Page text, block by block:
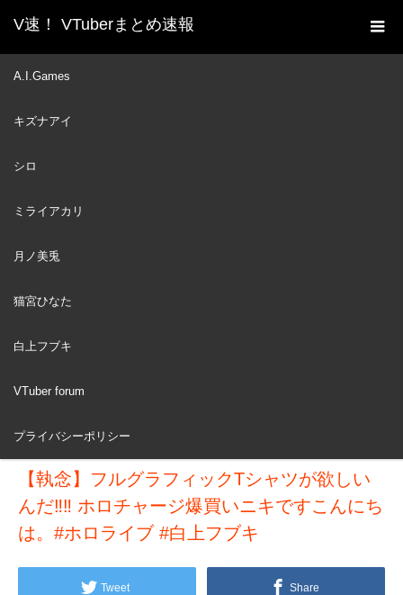
V速！ VTuberまとめ速報
A.I.Games
キズナアイ
シロ
ミライアカリ
月ノ美兎
猫宮ひなた
白上フブキ
VTuber forum
プライバシーポリシー
ホーム
新着動画一覧
は。#ホロライブ #白上フブキ
JUN
【執念】フルグラフィックTシャツが欲しい
んだ‼︎‼︎ ホロチャージ爆買いニキですこんにち
は。#ホロライブ #白上フブキ
Tweet Share